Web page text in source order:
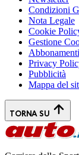
Condizioni
Nota Legale
Cookie
Gestione
Abbonamenti
Privacy
Pubblicità
Mappa del
TORNA SU